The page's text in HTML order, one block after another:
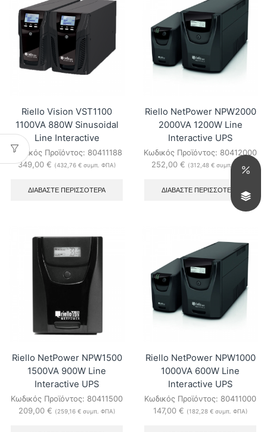
Riello Vision VST1100
1100VA 880W Sinusoidal
Line Interactive
Κωδικός Προϊόντος: 80411188
349,00 € (432,76 €συμπ. ΦΠΑ)
ΔΙΑΒΆΣΤΕ ΠΕΡΙΣΣΌΤΕΡΑ
Riello NetPower NPW2000
2000VA 1200W Line
Interactive UPS
Κωδικός Προϊόντος: 80412000
252,00 € (312,48 € συμπ. ΦΠΑ)
ΔΙΑΒΆΣΤΕ ΠΕΡΙΣΣΌΤΕΡΑ
Riello NetPower NPW1500
1500VA 900W Line
Interactive UPS
Κωδικός Προϊόντος: 80411500
209,00 € (259,16 €συμπ. ΦΠΑ)
Riello NetPower NPW1000
1000VA 600W Line
Interactive UPS
Κωδικός Προϊόντος: 80411000
147,00 € (182,28 €συμπ. ΦΠΑ)